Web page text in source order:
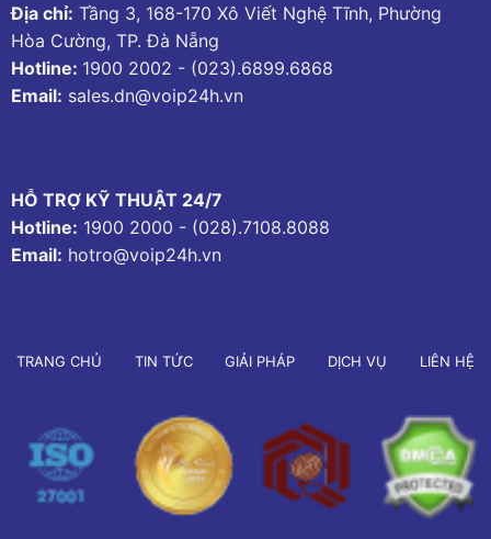
Địa chỉ: Tầng 3, 168-170 Xô Viết Nghệ Tĩnh, Phường
Hòa Cường, TP. Đà Nẵng
Hotline: 1900 2002 - (023).6899.6868
Email: sales.dn@voip24h.vn
HỖ TRỢ KỸ THUẬT 24/7
Hotline: 1900 2000 - (028).7108.8088
Email: hotro@voip24h.vn
TRANG CHỦ TIN TỨC GIẢI PHÁP DỊCH VỤ LIÊN HỆ